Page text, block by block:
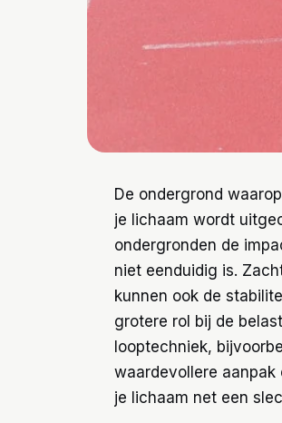
De ondergrond
je lichaam wordt
ondergronden de
niet eenduidig is.
kunnen ook de
grotere rol bij de
looptechniek,
waardevollere
je lichaam net een